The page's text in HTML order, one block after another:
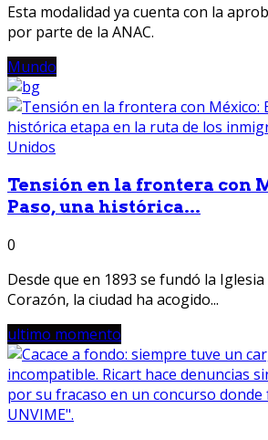
Esta modalidad ya cuenta con la
por parte de la ANAC.
Mundo
Tensión en la frontera con
Paso, una histórica...
0
Desde que en 1893 se fundó la
Corazón, la ciudad ha acogido...
ultimo momento